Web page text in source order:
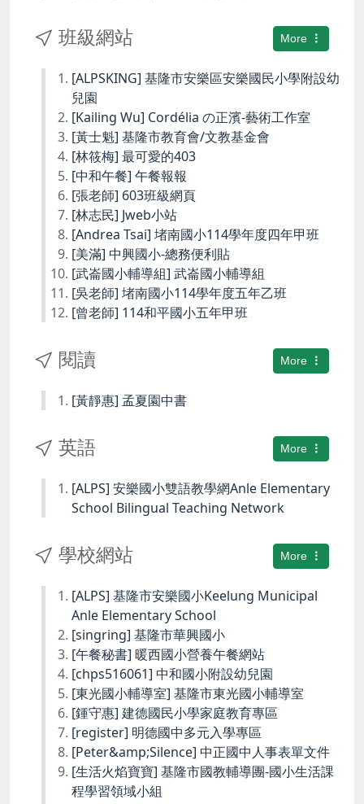
More
班級網站
[ALPSKING] 基隆市安樂區安樂國民小學附設幼
兒園
[Kailing Wu] Cordélia の正濱-藝術工作室
[黃士魁] 基隆市教育會/文教基金會
[林筱梅] 最可愛的403
[中和午餐] 午餐報報
[張老師] 603班級網頁
[林志民] Jweb小站
[Andrea Tsai] 堵南國小114學年度四年甲班
[美滿] 中興國小-總務便利貼
[武崙國小輔導組] 武崙國小輔導組
[吳老師] 堵南國小114學年度五年乙班
[曾老師] 114和平國小五年甲班
More
閱讀
[黃靜惠] 孟夏園中書
More
英語
[ALPS] 安樂國小雙語教學網Anle Elementary
School Bilingual Teaching Network
More
學校網站
[ALPS] 基隆市安樂國小Keelung Municipal
Anle Elementary School
[singring] 基隆市華興國小
[午餐秘書] 暖西國小營養午餐網站
[chps516061] 中和國小附設幼兒園
[東光國小輔導室] 基隆市東光國小輔導室
[鍾守惠] 建德國民小學家庭教育專區
[register] 明德國中多元入學專區
[Peter&amp;Silence] 中正國中人事表單文件
[生活火焰寶寶] 基隆市國教輔導團-國小生活課
程學習領域小組